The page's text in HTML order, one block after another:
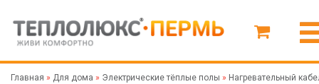
Главная » Для дома » Электрические тёплые полы » Нагревательный